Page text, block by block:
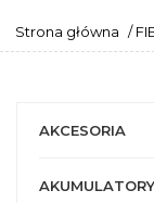
Strona główna /
AKCESORIA
AKUMULATORY